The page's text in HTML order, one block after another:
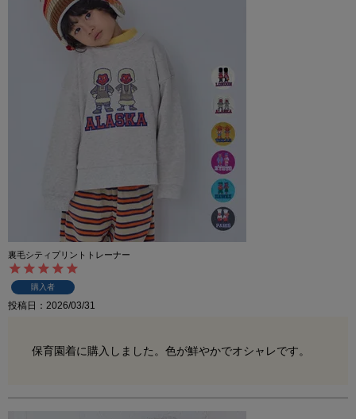
裏毛シティプリントトレーナー
購入者
投稿日 2026/03/31
保育園着に購入しました。色が鮮やかでオシャレです。